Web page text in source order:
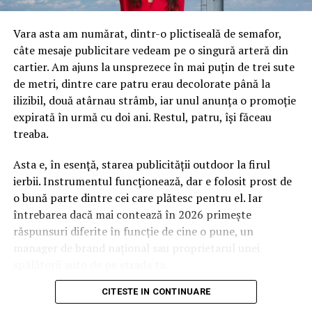
Vara asta am numărat, dintr-o plictiseală de semafor,
câte mesaje publicitare vedeam pe o singură arteră din
cartier. Am ajuns la unsprezece în mai puțin de trei sute
de metri, dintre care patru erau decolorate până la
ilizibil, două atârnau strâmb, iar unul anunța o promoție
expirată în urmă cu doi ani. Restul, patru, își făceau
treaba.
Asta e, în esență, starea publicității outdoor la firul
ierbii. Instrumentul funcționează, dar e folosit prost de
o bună parte dintre cei care plătesc pentru el. Iar
întrebarea dacă mai contează în 2026 primește
răspunsuri diferite în funcție de cine o pune, un
manager de brand național sau proprietarul unei
Pentru al doilea, răspunsul e mai simplu decât pare. Da,
CITESTE IN CONTINUARE